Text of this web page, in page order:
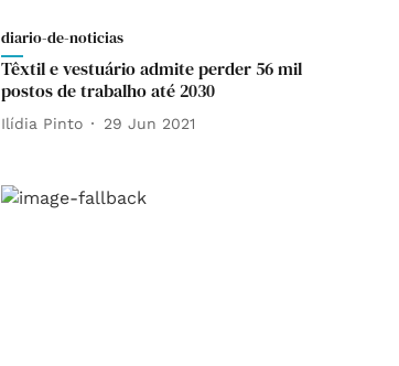
diario-de-noticias
Têxtil e vestuário admite perder 56 mil
postos de trabalho até 2030
Ilídia Pinto 29 Jun 2021